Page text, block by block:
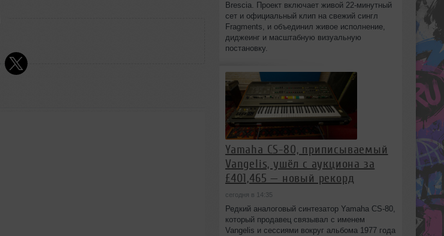
Brescia. Проект включает живой 22‑минутный
сет и официальный клип на свежий сингл
Fragments, и объединил живое исполнение,
диджеинг и масштабную визуальную
постановку.
Yamaha CS-80, приписываемый
Vangelis, ушёл с аукциона за
£401,465 — новый рекорд
сегодня в 14:35
Редкий аналоговый синтезатор Yamaha CS-80,
который продавец связывал с именем
Vangelis и сессиями вокруг альбома 1977 года